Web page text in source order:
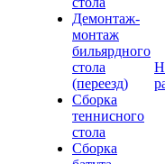
Демонтаж-
монтаж
бильярдного
стола
(переезд)
Сборка
теннисного
стола
Сборка